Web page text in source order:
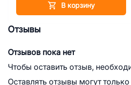
В корзину
Отзывы
Отзывов пока нет
Чтобы оставить отзыв,
Оставлять отзывы могут только